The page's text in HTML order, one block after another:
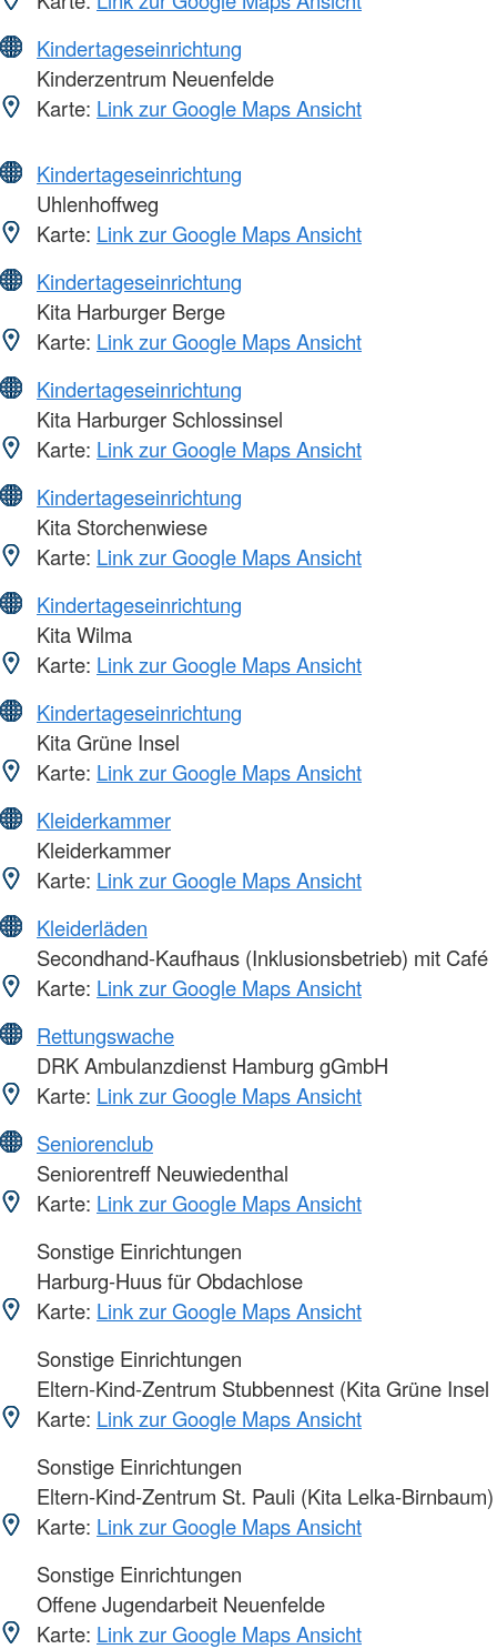
Kindertageseinrichtung
Kinderzentrum Neuenfelde
Karte: Link zur Google Maps Ansicht
Kindertageseinrichtung
Uhlenhoffweg
Karte: Link zur Google Maps Ansicht
Kindertageseinrichtung
Kita Harburger Berge
Karte: Link zur Google Maps Ansicht
Kindertageseinrichtung
Kita Harburger Schlossinsel
Karte: Link zur Google Maps Ansicht
Kindertageseinrichtung
Kita Storchenwiese
Karte: Link zur Google Maps Ansicht
Kindertageseinrichtung
Kita Wilma
Karte: Link zur Google Maps Ansicht
Kindertageseinrichtung
Kita Grüne Insel
Karte: Link zur Google Maps Ansicht
Kleiderkammer
Kleiderkammer
Karte: Link zur Google Maps Ansicht
Kleiderläden
Secondhand-Kaufhaus (Inklusionsbetrieb) mit Café
Karte: Link zur Google Maps Ansicht
Rettungswache
DRK Ambulanzdienst Hamburg gGmbH
Karte: Link zur Google Maps Ansicht
Seniorenclub
Seniorentreff Neuwiedenthal
Karte: Link zur Google Maps Ansicht
Sonstige Einrichtungen
Harburg-Huus für Obdachlose
Karte: Link zur Google Maps Ansicht
Sonstige Einrichtungen
Eltern-Kind-Zentrum Stubbennest (Kita Grüne Insel
Karte: Link zur Google Maps Ansicht
Sonstige Einrichtungen
Eltern-Kind-Zentrum St. Pauli (Kita Lelka-Birnbaum)
Karte: Link zur Google Maps Ansicht
Sonstige Einrichtungen
Offene Jugendarbeit Neuenfelde
Karte: Link zur Google Maps Ansicht